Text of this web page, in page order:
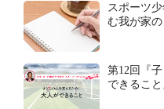
スポーツ
む我が家
第12回『
できること